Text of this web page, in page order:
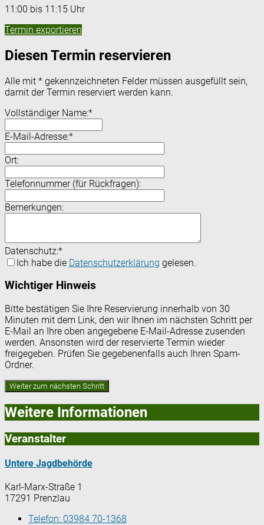
11:00 bis 11:15 Uhr
Termin exportieren
Diesen Termin reservieren
Alle mit * gekennzeichneten Felder müssen ausgefüllt sein,
damit der Termin reserviert werden kann.
Vollständiger Name:*
E-Mail-Adresse:*
Ort:
Telefonnummer (für Rückfragen):
Bemerkungen:
Datenschutz:*
Ich habe die Datenschutzerklärung gelesen.
Wichtiger Hinweis
Bitte bestätigen Sie Ihre Reservierung innerhalb von 30
Minuten mit dem Link, den wir Ihnen im nächsten Schritt per
E-Mail an Ihre oben angegebene E-Mail-Adresse zusenden
werden. Ansonsten wird der reservierte Termin wieder
freigegeben. Prüfen Sie gegebenenfalls auch Ihren Spam-
Ordner.
Weitere Informationen
Veranstalter
Untere Jagdbehörde
Karl-Marx-Straße 1
17291 Prenzlau
Telefon: 03984 70-1368